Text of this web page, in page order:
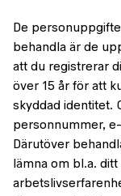
De
behandla är de
att du registrerar
över 15 år för att
skyddad identitet.
personnummer,
Därutöver
lämna om bl.a.